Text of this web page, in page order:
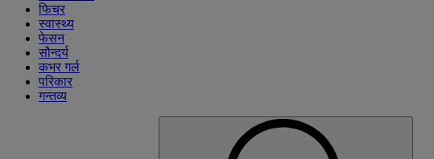
फिचर
स्वास्थ्य
फेसन
सौन्दर्य
कभर गर्ल
परिकार
गन्तव्य